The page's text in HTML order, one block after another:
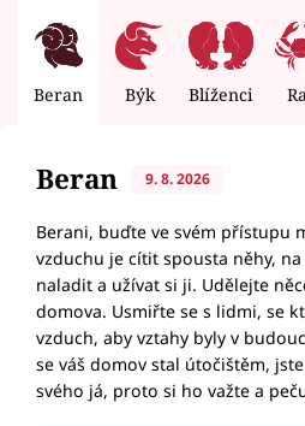
Beran Býk Blíženci
Beran 9. 8. 2026
Berani, buďte ve svém přístupu
vzduchu je cítit spousta něhy,
naladit a užívat si ji. Udělejte
domova. Usmiřte se s lidmi, se
vzduch, aby vztahy byly v
se váš domov stal útočištěm,
svého já, proto si ho važte a